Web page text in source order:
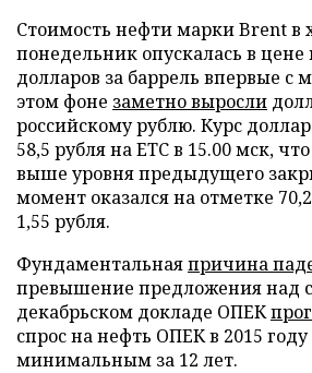
Стоимость нефти марки Brent в
понедельник опускалась в
долларов за баррель впервые с
этом фоне заметно выросли
российскому рублю. Курс
58,5 рубля на ЕТС в 15.00 мск,
выше уровня предыдущего
момент оказался на отметке
1,55 рубля.
Фундаментальнаяпричина
превышение предложения над
декабрьском докладе ОПЕК
спрос на нефть ОПЕК в 2015
минимальным за 12 лет.